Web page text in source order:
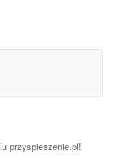
przyspieszenie.pl!